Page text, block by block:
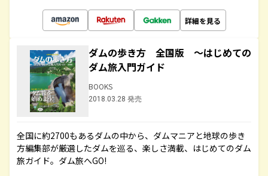
詳細を見る
ダムの歩き方 全国版 ～はじめての
ダム旅入門ガイド
BOOKS
2018.03.28 発売
全国に約2700もあるダムの中から、ダムマニアと地球の歩き
方編集部が厳選したダムを巡る、楽しさ満載、はじめてのダム
旅ガイド。ダム旅へGO!